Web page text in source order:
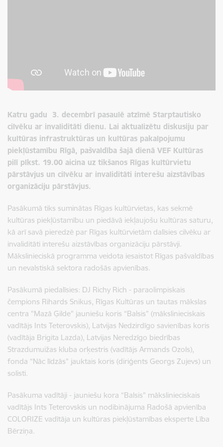
Katru gadu 3. decembrī pasaulē atzīmē Starptautisko
cilvēku ar invaliditāti dienu. Lai aktualizētu diskusiju par
kultūras infrastruktūras un kultūras pakalpojumu
piekļūstamību Rīgā, pašvaldība šajā dienā VEF Kultūras
pilī plkst. 19.00 aicina uz tikšanos Rīgas kultūrvietu
pārstāvjus un cilvēku ar invaliditāti interešu aizstāvības
organizāciju pārstāvjus.
Pasākumā tiks suminātas Rīgas kultūrvietas, kas sekmē
kultūras piekļūstamību un piedāvā iekļaujošu kultūras saturu,
kā arī savā pieredzē par Rīgas kultūrvietām dalīsies cilvēku ar
invaliditāti interešu aizstāvības organizāciju pārstāvji.
Mākslinieciskā programma veidota iesaistot Rīgas pašvaldības
un nevalstiskā sektora radošās apvienības.
Pasākumā piedalīsies: DJ Richy Rich - paraolimpiskais
čempions Rihards Snikus, Rīgas Kultūras un tautas mākslas
centra "Mazā Ģilde" jauniešu koris “Balsis” (mākslinieciskais
vadītājs Ints Teterovskis), Latvijas Nedzirdīgo savienības koris
(vadītāja Brigita Lazda), Latvijas Neredzīgo biedrības
Strazdumuižas kluba orķestris (vadītājs Armands Ozols),
fonda “Nāc līdzās” jauktais koris (diriģents Georgs Zujevs) un
solisti.
Pasākuma vadītāji - jauniešu kora “Balsis” mākslinieciskais
vadītājs Ints Teterovskis un nodibinājuma Radošā apvienība
COLORIZE vadītāja un kultūras piekļūstamības eksperte Lība
Bērziņa.